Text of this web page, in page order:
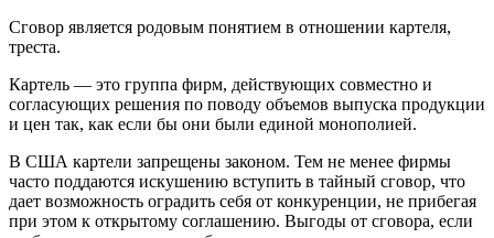
Сговор является родовым понятием в отношении картеля,
треста.
Картель — это группа фирм, действующих совместно и
согласующих решения по поводу объемов выпуска продукции
и цен так, как если бы они были единой монополией.
В США картели запрещены законом. Тем не менее фирмы
часто поддаются искушению вступить в тайный сговор, что
дает возможность оградить себя от конкуренции, не прибегая
при этом к открытому соглашению. Выгоды от сговора, если